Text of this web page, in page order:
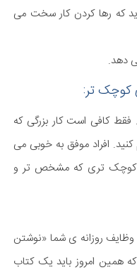
که رها کردن کار سخت می
دهد.
کافی است کار بزرگی که
افراد موفق به خوبی می
کوچک تری که مشخص تر و
روزانه ی شما «نوشتن
همین امروز باید یک کتاب